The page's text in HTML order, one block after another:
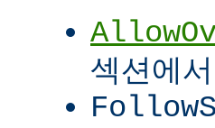
섹션에